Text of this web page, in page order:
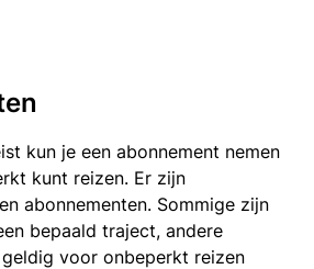
kun je een abonnement nemen
kunt reizen. Er zijn
abonnementen. Sommige zijn
bepaald traject, andere
voor onbeperkt reizen